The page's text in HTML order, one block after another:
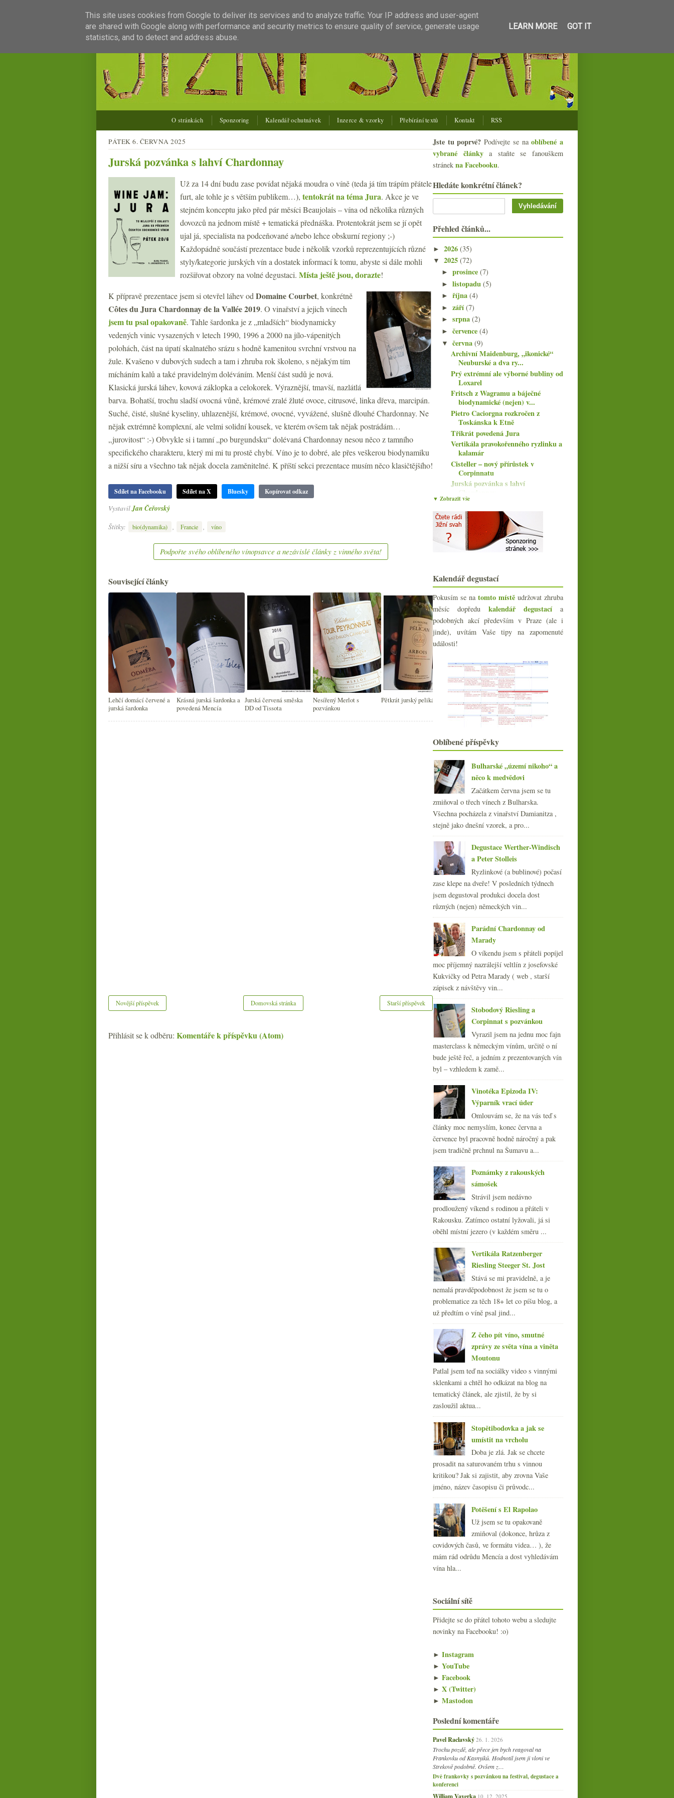
O stránkách Sponzoring Kalendář ochutnávek Inzerce & vzorky Přebírání textů Kontakt RSS
PÁTEK 6. ČERVNA 2025
Jurská pozvánka s lahví Chardonnay
Už za 14 dní budu zase povídat nějaká moudra o víně (teda já tím trápím přátele
furt, ale tohle je s větším publikem…), tentokrát na téma Jura. Akce je ve
stejném konceptu jako před pár měsíci Beaujolais – vína od několika různých
dovozců na jednom místě + tematická přednáška. Protentokrát jsem se jí opět
ujal já, specialista na podceňované a/nebo lehce obskurní regiony ;-)
Každopádně součástí prezentace bude i několik vzorků reprezentujících různé
styly/kategorie jurských vín a dostatek informací k tomu, abyste si dále mohli
rozšiřovat obzory na volné degustaci. Místa ještě jsou, dorazte!
K přípravě prezentace jsem si otevřel láhev od Domaine Courbet, konkrétně
Côtes du Jura Chardonnay de la Vallée 2019. O vinařství a jejich vínech
jsem tu psal opakovaně. Tahle šardonka je z „mladších“ biodynamicky
vedených vinic vysazených v letech 1990, 1996 a 2000 na jílo-vápenitých
polohách, část na úpatí skalnatého srázu s hodně kamenitou svrchní vrstvou na
žule. Kvašeno v dubových sudech a tam i zhruba rok školeno, s nějakým tím
mícháním kalů a také pravidelným doléváním. Menší část sudů je nová.
Klasická jurská láhev, kovová záklopka a celokorek. Výraznější, tmavší, nazlátlá
barva. Bohatší, trochu sladší ovocná vůně, krémové zralé žluté ovoce, citrusové, linka dřeva, marcipán.
Suché, čisté, slušné kyseliny, uhlazenější, krémové, ovocné, vyvážené, slušně dlouhé Chardonnay. Ne
nějak extrémně komplexní, ale velmi solidní kousek, ve kterém ovšem tak nějak postrádám…
„jurovitost“ :-) Obvykle si i tamní „po burgundsku“ dolévaná Chardonnay nesou něco z tamního
specifického charakteru, který mi mi tu prostě chybí. Víno je to dobré, ale přes veškerou biodynamiku
a nižší síru a všechno tak nějak docela zaměnitelné. K příští sekci prezentace musím něco klasičtějšího!
Sdílet na Facebooku Sdílet na X Bluesky Kopírovat odkaz
VystavilJan Čeřovský
Štítky:
bio(dynamika) Francie víno
Podpořte svého oblíbeného vínopsavce a nezávislé články z vinného světa!
Související články
Lehčí domácí červené a
jurská šardonka
Krásná jurská šardonka a
povedená Mencía
Jurská červená směska
DD od Tissota
Nesířený Merlot s
pozvánkou
Pětkrát jurský pelikán
Jurský crémant a
tříčtvrteční Qiller
Novější příspěvek Starší příspěvek
Domovská stránka
Přihlásit se k odběru: Komentáře k příspěvku (Atom)
Jste tu poprvé? Podívejte se naoblíbené a
vybrané článkya staňte se fanouškem
stránek na Facebooku.
Hledáte konkrétní článek?
Přehled článků...
► 2026 (35)
▼ 2025 (72)
►prosince(7)
►listopadu(5)
►října(4)
►září(7)
►srpna(2)
►července(4)
▼června(9)
Archivní Maidenburg, „ikonické“
Neuburské a dva ry...
Prý extrémní ale výborné bubliny od
Loxarel
Fritsch z Wagramu a báječné
biodynamické (nejen) v...
Pietro Caciorgna rozkročen z
Toskánska k Etně
Třikrát povedená Jura
Vertikála pravokořenného ryzlinku a
kalamár
Cisteller – nový přírůstek v
Corpinnatu
Jurská pozvánka s lahví
Chardonnay
Velká vína od Nikolaihof
►května
►dubna (8)
► března
února(6)
►2024(106)
2023(160)
►2022 (225)
►2021(239)
► 2020(239)
► 2019(238)
2018
2017(240)
(250)
2015(251)
(254)
(249)
2012(254)
►2010(249)
►2008(270)
►2007(108)
▼ Zobrazit vše
Kalendář degustací
Pokusím se na tomto místě udržovat zhruba
měsíc dopředu kalendář degustacía
podobných akcí především v Praze (ale i
jinde), uvítám Vaše tipy na zapomenuté
události!
Oblíbené příspěvky
Bulharské „území nikoho“ a
něco k medvědovi
Začátkem června jsem se tu
zmiňoval o třech vínech z Bulharska.
Všechna pocházela z vinařství Damianitza ,
stejně jako dnešní vzorek, a pro...
Degustace Werther-Windisch
a Peter Stolleis
Ryzlinkové (a bublinové) počasí
zase klepe na dveře! V posledních týdnech
jsem degustoval produkci docela dost
různých (nejen) německých vin...
Parádní Chardonnay od
Marady
O víkendu jsem s přáteli popíjel
moc příjemný nazrálejší veltlín z josefovské
Kukvičky od Petra Marady ( web , starší
zápisek z návštěvy vin...
Stobodový Riesling a
Corpinnat s pozvánkou
Vyrazil jsem na jednu moc fajn
masterclass k německým vínům, určitě o ní
bude ještě řeč, a jedním z prezentovaných vín
byl – vzhledem k zamě...
Vinotéka Epizoda IV:
Výparník vrací úder
Omlouvám se, že na vás teď s
články moc nemyslím, konec června a
července byl pracovně hodně náročný a pak
jsem tradičně prchnul na Šumavu a...
Poznámky z rakouských
sámošek
Strávil jsem nedávno
prodloužený víkend s rodinou a přáteli v
Rakousku. Zatímco ostatní lyžovali, já si
oběhl místní jezero (v každém směru ...
Vertikála Ratzenberger
Riesling Steeger St. Jost
Stává se mi pravidelně, a je
nemalá pravděpodobnost že jsem se tu o
problematice za těch 18+ let co píšu blog, a
už předtím o víně psal jind...
Z čeho pít víno, smutné
zprávy ze světa vína a viněta
Moutonu
Patlal jsem teď na sociálky video s vinnými
sklenkami a chtěl ho odkázat na blog na
tematický článek, ale zjistil, že by si
zasloužil aktua...
Stopětibodovka a jak se
umístit na vrcholu
Doba je zlá. Jak se chcete
prosadit na saturovaném trhu s vinnou
kritikou? Jak si zajistit, aby zrovna Vaše
jméno, název časopisu či průvodc...
Potěšení s El Rapolao
Už jsem se tu opakovaně
zmiňoval (dokonce, hrůza z
covidových časů, ve formátu videa… ), že
mám rád odrůdu Mencía a dost vyhledávám
vína hla...
Sociální sítě
Přidejte se do přátel tohoto webu a sledujte
novinky na Facebooku! :o)
► Instagram
► YouTube
► Facebook
► X (Twitter)
► Mastodon
Poslední komentáře
Pavel Raclavský 26. 1. 2026
Trochu pozdě, ale přece jen bych reagoval na
Frankovku od Kasnyiků. Hodnotil jsem ji vloni ve
Strekově podobně. Ovšem z…
Dvě frankovky s pozvánkou na festival, degustace a
konferenci
William Vaverka 10. 12. 2025
This site uses cookies from Google to deliver its services and to analyze traffic. Your IP address and user-agent
are shared with Google along with performance and security metrics to ensure quality of service, generate usage
statistics, and to detect and address abuse.
LEARN MORE GOT IT